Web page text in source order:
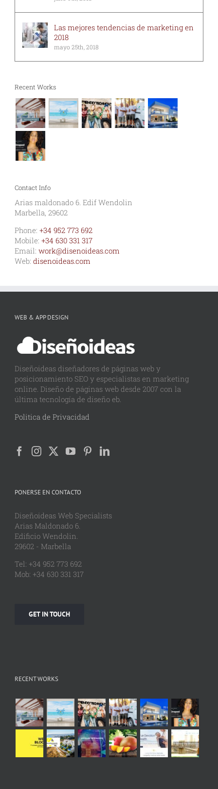
Las mejores tendencias de marketing en
2018
mayo 25th, 2018
Recent Works
Contact Info
Arias maldonado 6. Edif Wendolin
Marbella, 29602
Phone: +34 952 773 692
Mobile: +34 630 331 317
Email: work@disenoideas.com
Web: disenoideas.com
WEB & APP DESIGN
Diseñoideas diseñadores de páginas web y
posicionamiento SEO y especialistas en marketing
online. Diseño de páginas web desde 2007 con la
última tecnología de diseño eb.
Politica de Privacidad
PONERSE EN CONTACTO
Diseñoideas Web Specialists
Arias Maldonado 6.
Edificio Wendolin.
29602 - Marbella
Tel: +34 952 773 692
Mob: +34 630 331 317
GET IN TOUCH
RECENT WORKS